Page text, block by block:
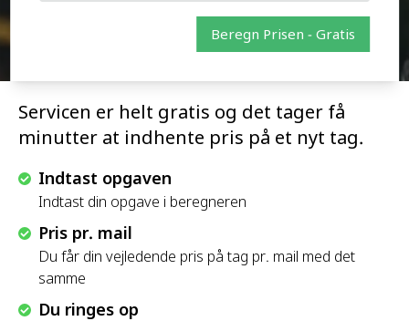
Servicen er helt gratis og det tager få
minutter at indhente pris på et nyt tag.
Indtast opgaven
Indtast din opgave i beregneren
Pris pr. mail
Du får din vejledende pris på tag pr. mail med det
samme
Du ringes op
Beregn Prisen - Gratis